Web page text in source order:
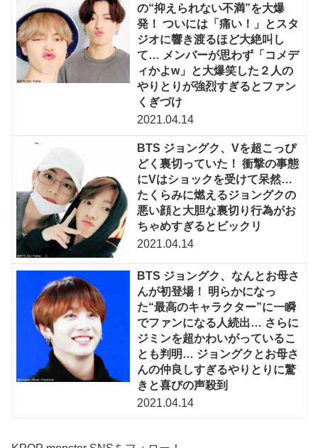
の“抑えられない不満”を大爆
発！ ついには「痛い！」とスタ
ジオに響き渡るほど大絶叫し
て… メンバーが思わず「コメデ
ィかよw」と大爆笑した２人の
やりとりが強烈すぎるとファン
くぎづけ
2021.04.14
BTS ジョングク、Vを超こっぴ
どく裏切っていた！ 衝撃の事態
にVはショックを受けて呆然…
たくらみに燃えるジョングクの
悪い顔と大胆な裏切り行為がお
ちゃめすぎるとビックリ
2021.04.14
BTS ジョングク、なんとお母さ
んが初登場！ 明らかになっ
た“最高のキャラクター”に一瞬
でファンになる人続出… さらに
ジミンを超かわいがっているこ
とも判明… ジョングクとお母さ
んの仲良しすぎるやりとりに驚
きと喜びの声殺到
2021.04.14